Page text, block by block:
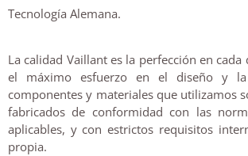
Tecnología Alemana.
La calidad Vaillant es la perfección en
el máximo esfuerzo en el diseño y la
componentes y materiales que utilizamos
fabricados de conformidad con las
aplicables, y con estrictos requisitos
propia.